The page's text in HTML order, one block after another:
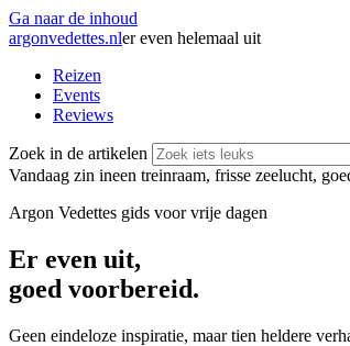
Ga naar de inhoud
argonvedettes.nler even helemaal uit
Reizen
Events
Reviews
Zoek in de artikelen
Vandaag zin ineen treinraam, frisse zeelucht,
Argon Vedettes gids voor vrije dagen
Er even uit,
goed voorbereid.
Geen eindeloze inspiratie, maar tien heldere